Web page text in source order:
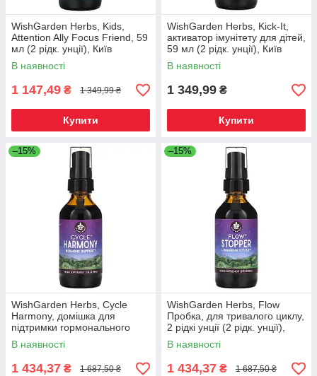
WishGarden Herbs, Kids,
Attention Ally Focus Friend, 59
мл (2 рідк. унції), Київ
В наявності
1 147,49 ₴ 1 349,99 ₴
Купити
WishGarden Herbs, Kick-It,
активатор імунітету для дітей,
59 мл (2 рідк. унції), Київ
В наявності
1 349,99 ₴
Купити
–15%
WishGarden Herbs, Cycle
Harmony, домішка для
підтримки гормонального
фону, 59 мл (2 рідк. унції),
Київ
В наявності
1 434,37 ₴ 1 687,50 ₴
–15%
WishGarden Herbs, Flow
Пробка, для тривалого циклу,
2 рідкі унції (2 рідк. унції),
Київ
В наявності
1 434,37 ₴ 1 687,50 ₴